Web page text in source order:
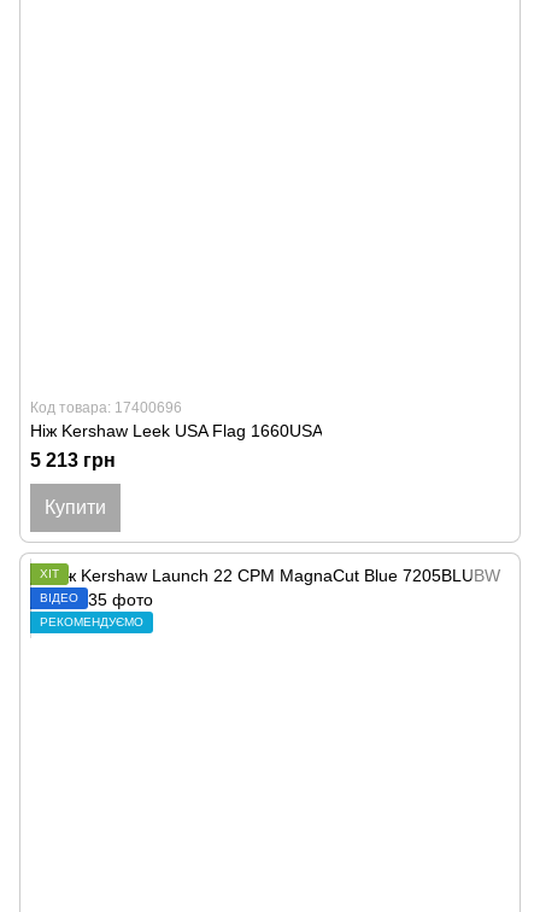
Код товара: 17400696
Ніж Kershaw Leek USA Flag 1660USA
5 213 грн
Купити
ХІТ
ВІДЕО
РЕКОМЕНДУЄМО